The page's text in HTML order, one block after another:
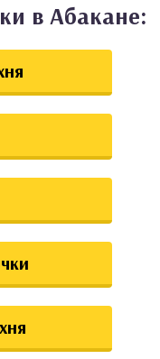
в Абакане: